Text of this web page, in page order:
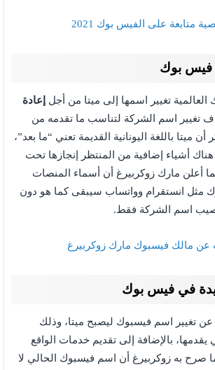
متابعة على الفيس بوك 2021
فيس بوك
تغيير اسمها إلى ميتا من أجل إعادة
تغيير اسم الشركة لتناسب ما تقدمه من
ميتا باللغة اليونانية القديمة تعني “ما بعد”،
أشياء إضافية من المنتظر إنجازها تحت
أعلن مارك زوكربيرغ أن أسماء المنصات
مثل انستقرام وواتساب سيبقى كما هو دون
يصيب اسم الشركة فقط.
عن مالك فيسبوك مارك زوكربيرغ
في فيس بوك
عن تغيير اسم فيسبوك ليصبح ميتا، وذلك
بالإضافة إلى تقديم خدمات الواقع
صرح به زوكربيرغ أن اسم فيسبوك الحالي لا